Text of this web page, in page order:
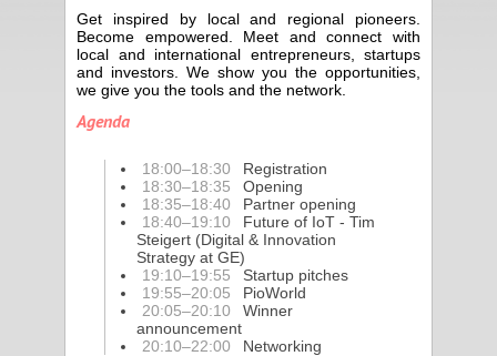
Get inspired by local and regional pioneers.
Become empowered. Meet and connect with
local and international entrepreneurs, startups
and investors. We show you the opportunities,
we give you the tools and the network.
Agenda
18:00–18:30
Registration
18:30–18:35
Opening
18:35–18:40
Partner opening
18:40–19:10
Future of IoT - Tim
Steigert (Digital & Innovation
Strategy at GE)
19:10–19:55
Startup pitches
19:55–20:05
PioWorld
20:05–20:10
Winner
announcement
20:10–22:00
Networking